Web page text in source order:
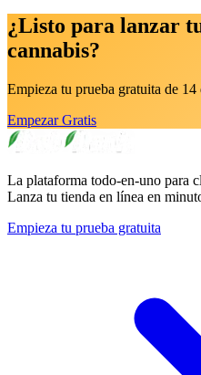
¿Listo para lanzar
cannabis?
Empieza tu prueba gratuita de
Empezar Gratis
La plataforma todo-en-uno para
Lanza tu tienda en línea en
Empieza tu prueba gratuita